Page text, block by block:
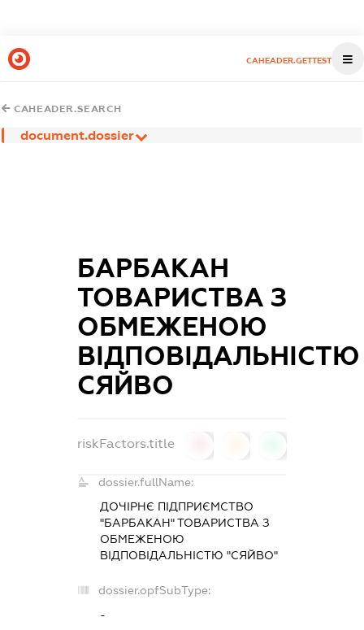
CAHEADER.GETTEST
CAHEADER.SEARCH
document.dossier
БАРБАКАН
ТОВАРИСТВА З
ОБМЕЖЕНОЮ
ВІДПОВІДАЛЬНІСТЮ
СЯЙВО
riskFactors.title
dossier.fullName:
ДОЧІРНЄ ПІДПРИЄМСТВО
"БАРБАКАН" ТОВАРИСТВА З
ОБМЕЖЕНОЮ
ВІДПОВІДАЛЬНІСТЮ "СЯЙВО"
dossier.opfSubType:
-